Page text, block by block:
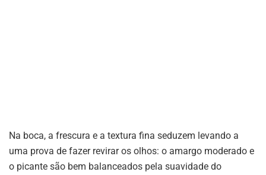
Na boca, a frescura e a textura fina seduzem levando a
uma prova de fazer revirar os olhos: o amargo moderado e
o picante são bem balanceados pela suavidade do